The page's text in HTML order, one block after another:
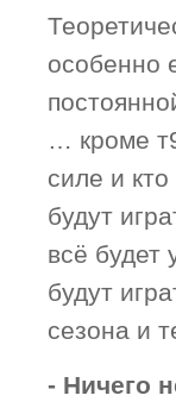
особенно
… кроме
силе и
будут
всё
будут
сезона и
- Ничего